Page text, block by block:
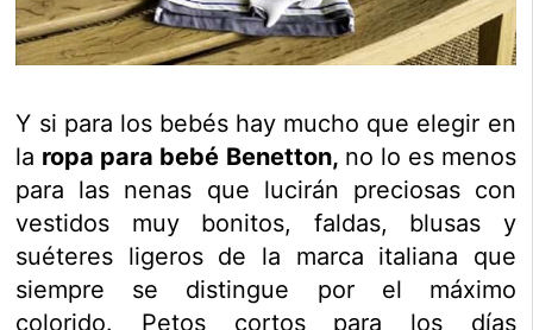
Y si para los bebés hay mucho que elegir en
la ropa para bebé Benetton, no lo es menos
para las nenas que lucirán preciosas con
vestidos muy bonitos, faldas, blusas y
suéteres ligeros de la marca italiana que
siempre se distingue por el máximo
colorido. Petos cortos para los días